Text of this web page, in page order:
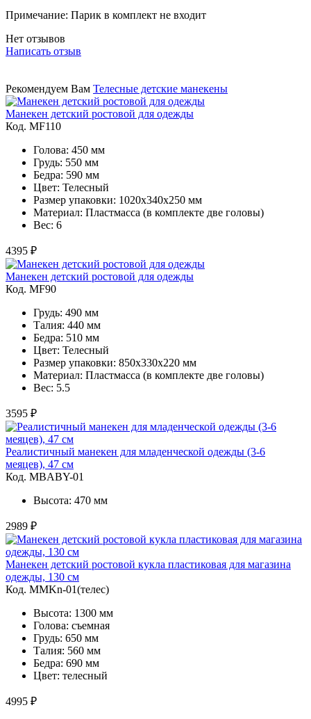
Примечание: Парик в комплект не входит
Нет отзывов
Написать отзыв
Рекомендуем Вам Телесные детские манекены
Манекен детский ростовой для одежды
Код. MF110
Голова: 450 мм
Грудь: 550 мм
Бедра: 590 мм
Цвет: Телесный
Размер упаковки: 1020x340x250 мм
Материал: Пластмасса (в комплекте две головы)
Вес: 6
4395 ₽
Манекен детский ростовой для одежды
Код. MF90
Грудь: 490 мм
Талия: 440 мм
Бедра: 510 мм
Цвет: Телесный
Размер упаковки: 850х330х220 мм
Материал: Пластмасса (в комплекте две головы)
Вес: 5.5
3595 ₽
Реалистичный манекен для младенческой одежды (3-6
меяцев), 47 см
Код. MBABY-01
Высота: 470 мм
2989 ₽
Манекен детский ростовой кукла пластиковая для магазина
одежды, 130 см
Код. MMKn-01(телес)
Высота: 1300 мм
Голова: съемная
Грудь: 650 мм
Талия: 560 мм
Бедра: 690 мм
Цвет: телесный
4995 ₽